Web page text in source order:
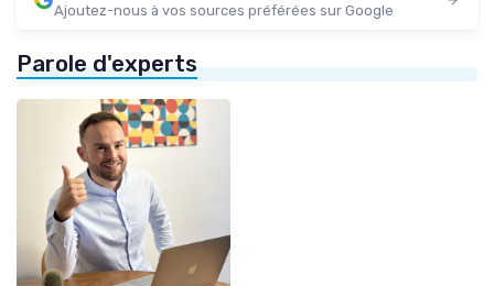
Ajoutez-nous à vos sources préférées sur Google
Parole d'experts